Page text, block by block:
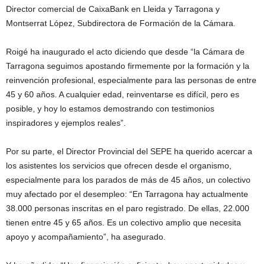
Director comercial de CaixaBank en Lleida y Tarragona y
Montserrat López, Subdirectora de Formación de la Cámara.
Roigé ha inaugurado el acto diciendo que desde “la Cámara de
Tarragona seguimos apostando firmemente por la formación y la
reinvención profesional, especialmente para las personas de entre
45 y 60 años. A cualquier edad, reinventarse es difícil, pero es
posible, y hoy lo estamos demostrando con testimonios
inspiradores y ejemplos reales”.
Por su parte, el Director Provincial del SEPE ha querido acercar a
los asistentes los servicios que ofrecen desde el organismo,
especialmente para los parados de más de 45 años, un colectivo
muy afectado por el desempleo: “En Tarragona hay actualmente
38.000 personas inscritas en el paro registrado. De ellas, 22.000
tienen entre 45 y 65 años. Es un colectivo amplio que necesita
apoyo y acompañamiento”, ha asegurado.